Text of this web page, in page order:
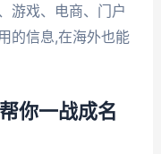
游戏、电商、门户
的信息,在海外也能
你一战成名